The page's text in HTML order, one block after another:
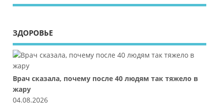
ЗДОРОВЬЕ
Врач сказала, почему после 40 людям так тяжело в
жару
04.08.2026